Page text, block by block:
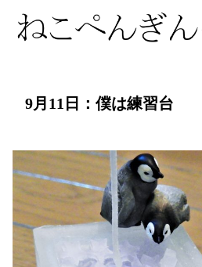
9月11日：僕は練習台